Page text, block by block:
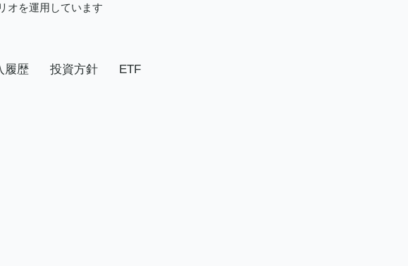
オを運用しています
履歴 投資方針 ETF